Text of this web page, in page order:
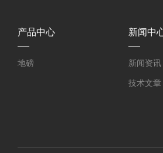
产品中心
地磅
新闻中
新闻资讯
技术文章